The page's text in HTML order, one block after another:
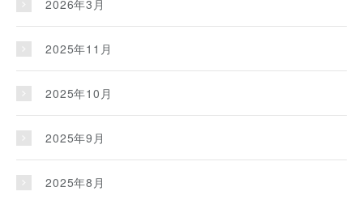
2026年3月
2025年11月
2025年10月
2025年9月
2025年8月